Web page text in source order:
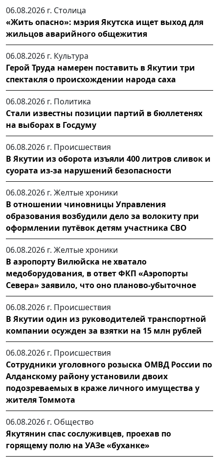
06.08.2026 г. Столица
«Жить опасно»: мэрия Якутска ищет выход для
жильцов аварийного общежития
06.08.2026 г. Культура
Герой Труда намерен поставить в Якутии три
спектакля о происхождении народа саха
06.08.2026 г. Политика
Стали известны позиции партий в бюллетенях
на выборах в Госдуму
06.08.2026 г. Происшествия
В Якутии из оборота изъяли 400 литров сливок и
суората из-за нарушений безопасности
06.08.2026 г. Желтые хроники
В отношении чиновницы Управления
образования возбудили дело за волокиту при
оформлении путёвок детям участника СВО
06.08.2026 г. Желтые хроники
В аэропорту Вилюйска не хватало
медоборудования, в ответ ФКП «Аэропорты
Севера» заявило, что оно планово-убыточное
06.08.2026 г. Происшествия
В Якутии один из руководителей транспортной
компании осужден за взятки на 15 млн рублей
06.08.2026 г. Происшествия
Сотрудники уголовного розыска ОМВД России по
Алданскому району установили двоих
подозреваемых в краже личного имущества у
жителя Томмота
06.08.2026 г. Общество
Якутянин спас сослуживцев, проехав по
горящему полю на УАЗе «буханке»